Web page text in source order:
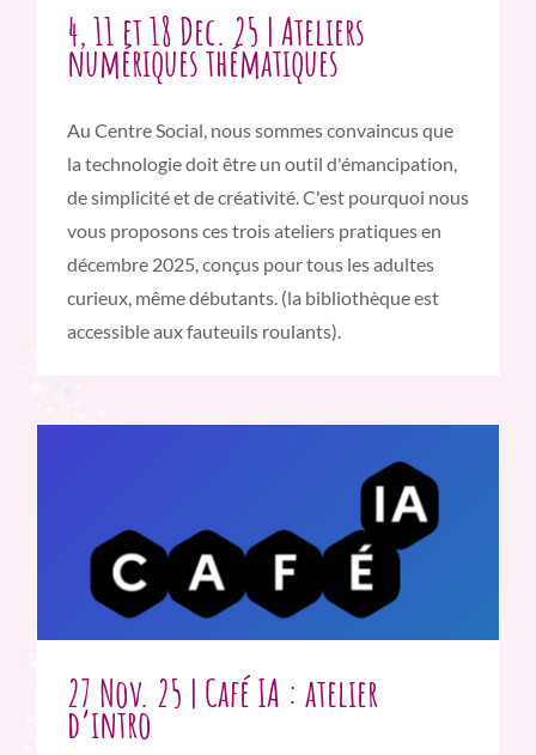
4, 11 et 18 Dec. 25 | Ateliers
numériques thématiques
Au Centre Social, nous sommes convaincus que
la technologie doit être un outil d'émancipation,
de simplicité et de créativité. C'est pourquoi nous
vous proposons ces trois ateliers pratiques en
décembre 2025, conçus pour tous les adultes
curieux, même débutants. (la bibliothèque est
accessible aux fauteuils roulants).
27 Nov. 25 | Café IA : atelier
d’intro